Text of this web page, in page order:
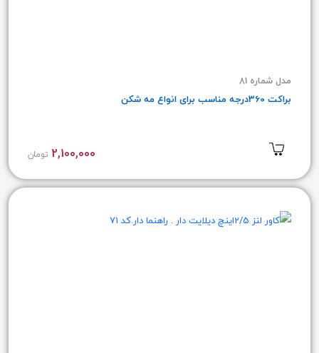
مدل شماره 81
براکت 360درجه مناسب برای انواع مه شکن
2,100,000 تومان